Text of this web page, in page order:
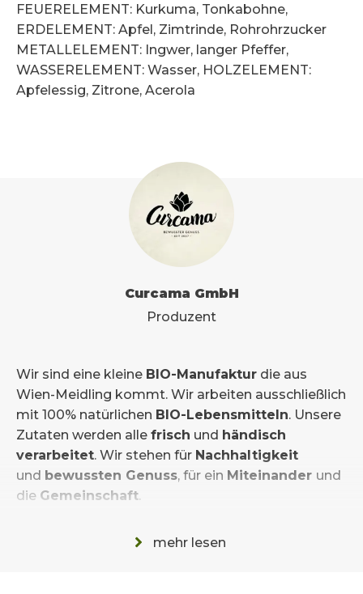
FEUERELEMENT: Kurkuma, Tonkabohne,
ERDELEMENT: Apfel, Zimtrinde, Rohrohrzucker
METALLELEMENT: Ingwer, langer Pfeffer,
WASSERELEMENT: Wasser, HOLZELEMENT:
Apfelessig, Zitrone, Acerola
Curcama GmbH
Produzent
Wir sind eine kleine BIO-Manufaktur die aus
Wien-Meidling kommt. Wir arbeiten ausschließlich
mit 100% natürlichen BIO-Lebensmitteln. Unsere
Zutaten werden alle frisch und händisch
verarbeitet. Wir stehen für Nachhaltigkeit
und bewussten Genuss, für ein Miteinander und
die Gemeinschaft.
FÜNF-ELEMENTE-KÜCHE
mehr lesen